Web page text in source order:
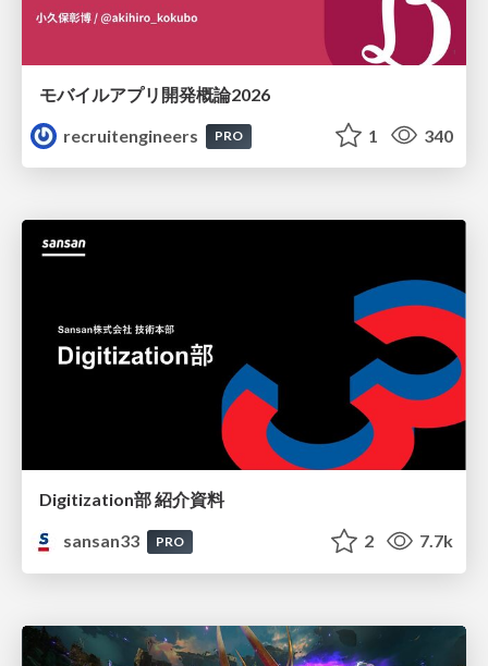
モバイルアプリ開発概論2026
recruitengineers
PRO 1 340
Digitization部 紹介資料
sansan33
PRO 2 7.7k